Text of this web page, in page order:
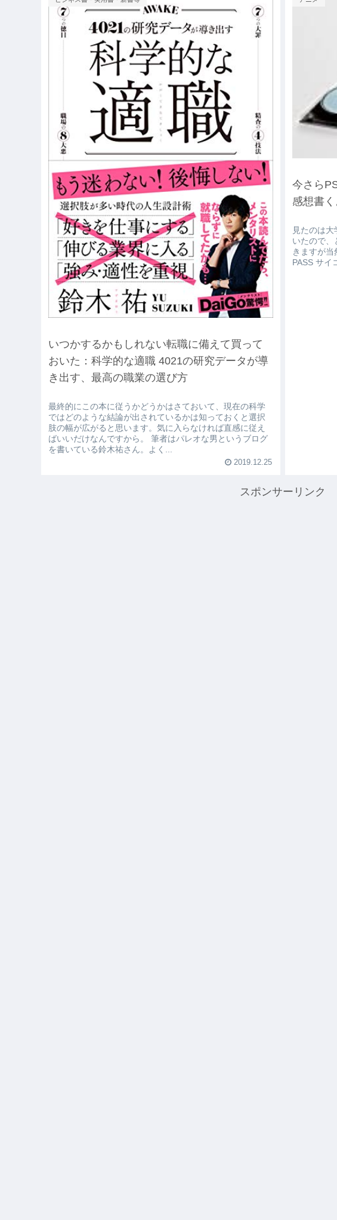
いつかするかもしれない転職に備えて買って
おいた：科学的な適職 4021の研究データが導
き出す、最高の職業の選び方
最終的にこの本に従うかどうかはさておいて、現在の科学
ではどのような結論が出されているかは知っておくと選択
肢の幅が広がると思います。気に入らなければ直感に従え
ばいいだけなんですから。 筆者はパレオな男というブログ
を書いている鈴木祐さん。よく...
2019.12.25
今さら
感想書く
見たのは
いたので、
きますが
PASS サイ
スポンサーリンク